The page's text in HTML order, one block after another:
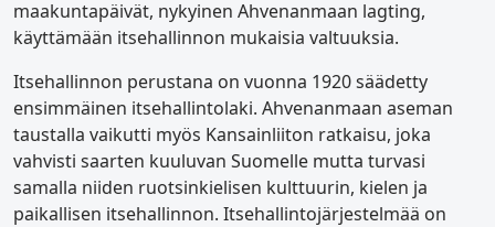
maakuntapäivät, nykyinen Ahvenanmaan lagting,
käyttämään itsehallinnon mukaisia valtuuksia.
Itsehallinnon perustana on vuonna 1920 säädetty
ensimmäinen itsehallintolaki. Ahvenanmaan aseman
taustalla vaikutti myös Kansainliiton ratkaisu, joka
vahvisti saarten kuuluvan Suomelle mutta turvasi
samalla niiden ruotsinkielisen kulttuurin, kielen ja
paikallisen itsehallinnon. Itsehallintojärjestelmää on